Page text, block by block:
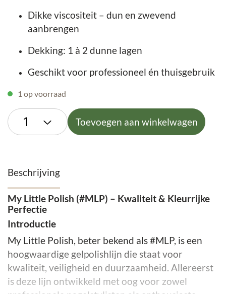
Dikke viscositeit – dun en zwevend
aanbrengen
Dekking: 1 à 2 dunne lagen
Geschikt voor professioneel én thuisgebruik
1 op voorraad
Toevoegen aan winkelwagen
Beschrijving
My Little Polish (#MLP) – Kwaliteit & Kleurrijke
Perfectie
Introductie
My Little Polish, beter bekend als #MLP, is een
hoogwaardige gelpolishlijn die staat voor
kwaliteit, veiligheid en duurzaamheid. Allereerst
is deze lijn ontwikkeld met oog voor zowel